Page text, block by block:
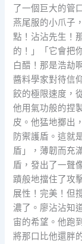
了一個巨大的管
燕尾服的小爪子
點！沾沾先生！
的！」「它會把
白醋！那是浩劫
醬料學家對待信
餃的極限速度，
他用氣功般的捏
皮。他猛地擲出
防禦護盾。這就
盾」，薄韌而充
盾，發出了一聲
蹟般地擋住了攻
展性！完美！但
濃了。廖沾沾知
宙的希望。他跑
將那口比他還胖